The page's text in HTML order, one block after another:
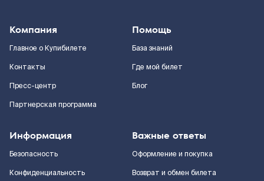
Компания
Главное о Купибилете
Контакты
Пресс-центр
Партнерская программа
Помощь
База знаний
Где мой билет
Блог
Информация
Безопасность
Конфиденциальность
Важные ответы
Оформление и покупка
Возврат и обмен билета